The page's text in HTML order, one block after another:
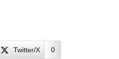
Twitter/X 0